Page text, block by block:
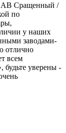
АВ Сращенный /
по
у наших
заводами-
отлично
всем
будьте уверены -